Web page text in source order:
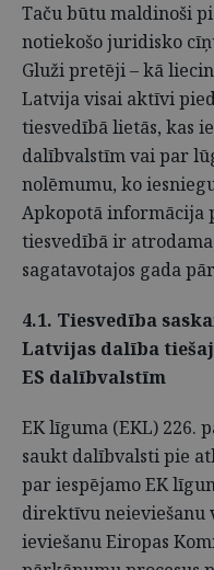
Taču būtu maldinoši
notiekošo juridisko
Gluži pretēji – kā
Latvija visai aktīvi
tiesvedībā lietās, kas
dalībvalstīm vai par
nolēmumu, ko
Apkopotā informācija
tiesvedībā ir
sagatavotajos gada
4.1. Tiesvedība
Latvijas dalība
ES dalībvalstīm
EK līguma (EKL) 226.
saukt dalībvalsti pie
par iespējamo EK
direktīvu neieviešanu
ieviešanu Eiropas